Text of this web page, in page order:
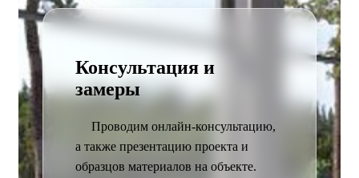
Консультация и
замеры
Проводим онлайн-консультацию,
а также презентацию проекта и
образцов материалов на объекте.